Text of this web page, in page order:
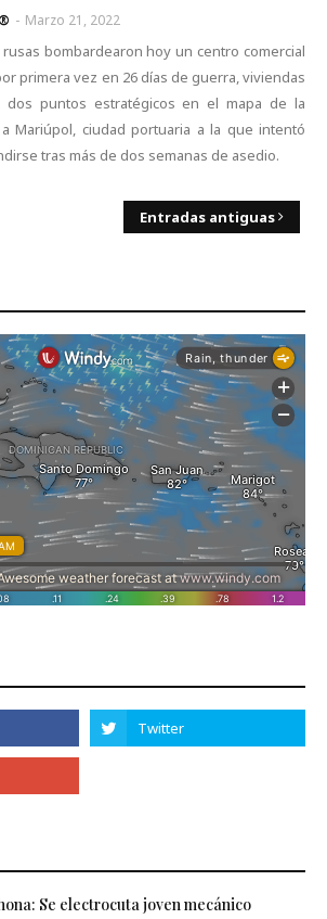
- Marzo 21, 2022
bombardearon hoy un centro comercial
primera vez en 26 días de guerra, viviendas
dos puntos estratégicos en el mapa de la
Mariúpol, ciudad portuaria a la que intentó
tras más de dos semanas de asedio.
Entradas antiguas
Se electrocuta joven mecánico